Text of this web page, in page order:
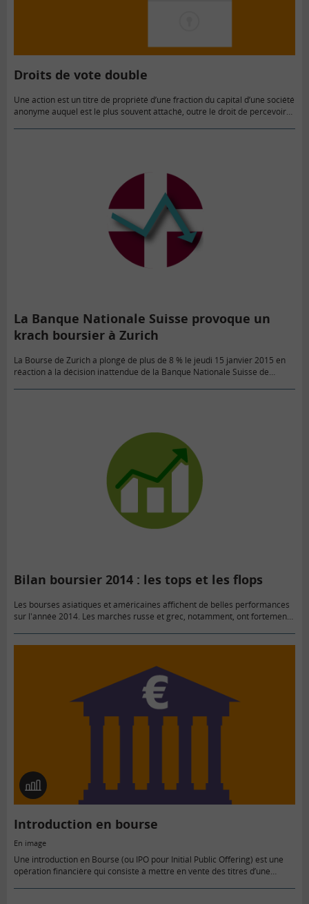
Droits de vote double
Une action est un titre de propriété d’une fraction du capital d’une société
anonyme auquel est le plus souvent attaché, outre le droit de percevoir
La Banque Nationale Suisse provoque un
krach boursier à Zurich
La Bourse de Zurich a plongé de plus de 8 % le jeudi 15 janvier 2015 en
réaction à la décision inattendue de la Banque Nationale Suisse de
Bilan boursier 2014 : les tops et les flops
Les bourses asiatiques et américaines affichent de belles performances
sur l'année 2014. Les marchés russe et grec, notamment, ont fortement
En
image
Introduction en bourse
En image
Une introduction en Bourse (ou IPO pour Initial Public Offering) est une
opération financière qui consiste à mettre en vente des titres d’une